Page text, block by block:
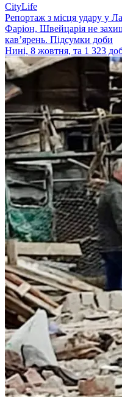
CityLife
Репортаж з місця удару у
Фаріон, Швейцарія не
кав’ярень. Підсумки доби
Нині, 8 жовтня, та 1 323